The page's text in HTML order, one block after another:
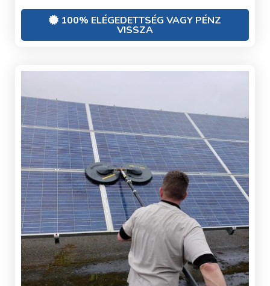
100% ELÉGEDETTSÉG VAGY PÉNZ
VISSZA